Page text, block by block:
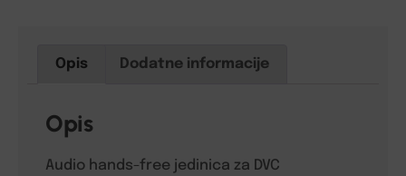
Opis Dodatne informacije
Opis
Audio hands-free jedinica za DVC